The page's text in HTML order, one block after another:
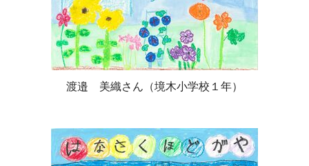
渡邉 美織さん（境木小学校１年）